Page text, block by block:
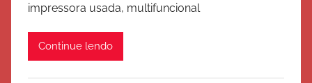
impressora usada, multifuncional
Continue lendo